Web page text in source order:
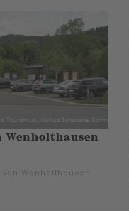
Wenholthausen
von Wenholthausen